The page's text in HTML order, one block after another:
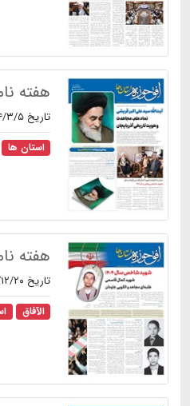
هفته
تاریخ ۱۴۰۴/۳/۵
استان ها
هفته
تاریخ ۱۴۰۳/۱۲/۲۰
الآفاق